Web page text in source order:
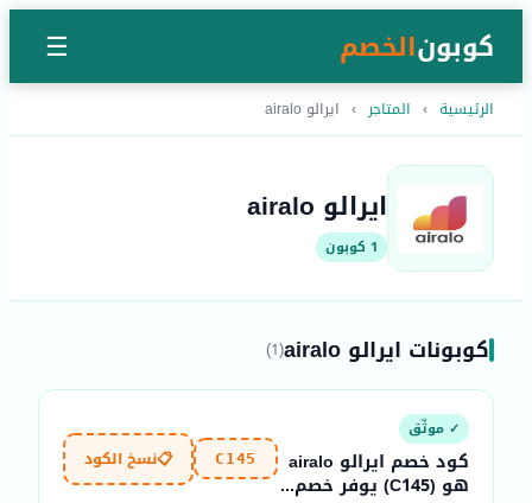
كوبونالخصم ☰
الرئيسية › المتاجر › ايرالو airalo
ايرالو airalo
1 كوبون
كوبونات ايرالو airalo (1)
✓ موثّق
كود خصم ايرالو airalo
هو (C145) يوفر خصم...
C145
📋نسخ الكود